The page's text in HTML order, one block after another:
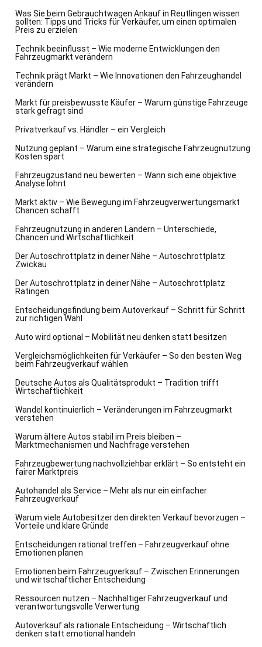
Was Sie beim Gebrauchtwagen Ankauf in Reutlingen wissen
sollten: Tipps und Tricks für Verkäufer, um einen optimalen
Preis zu erzielen
Technik beeinflusst – Wie moderne Entwicklungen den
Fahrzeugmarkt verändern
Technik prägt Markt – Wie Innovationen den Fahrzeughandel
verändern
Markt für preisbewusste Käufer – Warum günstige Fahrzeuge
stark gefragt sind
Privatverkauf vs. Händler – ein Vergleich
Nutzung geplant – Warum eine strategische Fahrzeugnutzung
Kosten spart
Fahrzeugzustand neu bewerten – Wann sich eine objektive
Analyse lohnt
Markt aktiv – Wie Bewegung im Fahrzeugverwertungsmarkt
Chancen schafft
Fahrzeugnutzung in anderen Ländern – Unterschiede,
Chancen und Wirtschaftlichkeit
Der Autoschrottplatz in deiner Nähe – Autoschrottplatz
Zwickau
Der Autoschrottplatz in deiner Nähe – Autoschrottplatz
Ratingen
Entscheidungsfindung beim Autoverkauf – Schritt für Schritt
zur richtigen Wahl
Auto wird optional – Mobilität neu denken statt besitzen
Vergleichsmöglichkeiten für Verkäufer – So den besten Weg
beim Fahrzeugverkauf wählen
Deutsche Autos als Qualitätsprodukt – Tradition trifft
Wirtschaftlichkeit
Wandel kontinuierlich – Veränderungen im Fahrzeugmarkt
verstehen
Warum ältere Autos stabil im Preis bleiben –
Marktmechanismen und Nachfrage verstehen
Fahrzeugbewertung nachvollziehbar erklärt – So entsteht ein
fairer Marktpreis
Autohandel als Service – Mehr als nur ein einfacher
Fahrzeugverkauf
Warum viele Autobesitzer den direkten Verkauf bevorzugen –
Vorteile und klare Gründe
Entscheidungen rational treffen – Fahrzeugverkauf ohne
Emotionen planen
Emotionen beim Fahrzeugverkauf – Zwischen Erinnerungen
und wirtschaftlicher Entscheidung
Ressourcen nutzen – Nachhaltiger Fahrzeugverkauf und
verantwortungsvolle Verwertung
Autoverkauf als rationale Entscheidung – Wirtschaftlich
denken statt emotional handeln